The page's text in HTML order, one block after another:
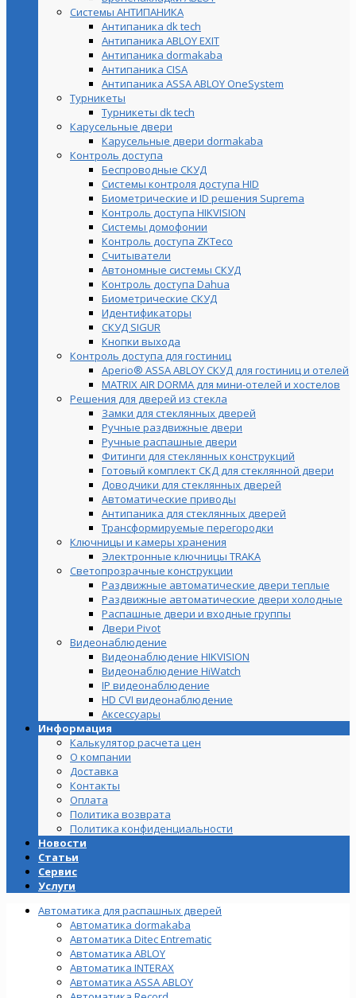
Системы АНТИПАНИКА
Антипаника dk tech
Антипаника ABLOY EXIT
Антипаника dormakaba
Антипаника СISA
Антипаника ASSA ABLOY OneSystem
Турникеты
Турникеты dk tech
Карусельные двери
Карусельные двери dormakaba
Контроль доступа
Беспроводные СКУД
Системы контроля доступа HID
Биометрические и ID решения Suprema
Контроль доступа HIKVISION
Системы домофонии
Контроль доступа ZKTeco
Считыватели
Автономные системы СКУД
Контроль доступа Dahua
Биометрические СКУД
Идентификаторы
СКУД SIGUR
Кнопки выхода
Контроль доступа для гостиниц
Aperio® ASSA ABLOY СКУД для гостиниц и отелей
MATRIX AIR DORMA для мини-отелей и хостелов
Решения для дверей из стекла
Замки для стеклянных дверей
Ручные раздвижные двери
Ручные распашные двери
Фитинги для стеклянных конструкций
Готовый комплект СКД для стеклянной двери
Доводчики для стеклянных дверей
Автоматические приводы
Антипаника для стеклянных дверей
Трансформируемые перегородки
Ключницы и камеры хранения
Электронные ключницы TRAKA
Светопрозрачные конструкции
Раздвижные автоматические двери теплые
Раздвижные автоматические двери холодные
Распашные двери и входные группы
Двери Pivot
Видеонаблюдение
Видеонаблюдение HIKVISION
Видеонаблюдение HiWatch
IP видеонаблюдение
HD CVI видеонаблюдение
Аксессуары
Информация
Калькулятор расчета цен
О компании
Доставка
Контакты
Оплата
Политика возврата
Политика конфиденциальности
Новости
Статьи
Сервис
Услуги
Автоматика для распашных дверей
Автоматика dormakaba
Автоматика Ditec Entrematic
Автоматика ABLOY
Автоматика INTERAX
Автоматика ASSA ABLOY